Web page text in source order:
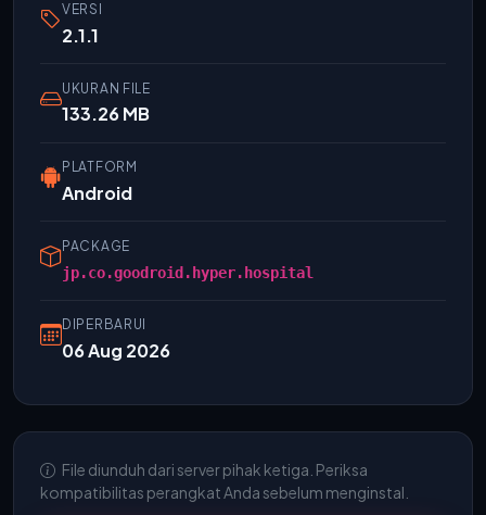
VERSI
2.1.1
UKURAN FILE
133.26 MB
PLATFORM
Android
PACKAGE
jp.co.goodroid.hyper.hospital
DIPERBARUI
06 Aug 2026
File diunduh dari server pihak ketiga. Periksa
kompatibilitas perangkat Anda sebelum menginstal.